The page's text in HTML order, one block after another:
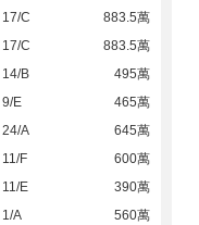
17/C
883.5萬
17/C
883.5萬
14/B
495萬
9/E
465萬
24/A
645萬
11/F
600萬
11/E
390萬
1/A
560萬